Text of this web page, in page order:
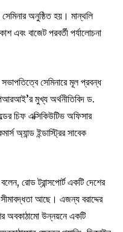
অনুষ্ঠিত হয়। মান্থলি
বাজেট পরবর্তী পর্যালোচনা
সেমিনারে মূল প্রবন্ধ
মুখ্য অর্থনীতিবিদ ড.
চিফ এক্সিকিউটিভ অফিসার
অ্যান্ড ইন্ডাস্ট্রির সাবেক
রোড ট্রান্সপোর্ট একটি দেশের
আছে। এজন্য বরাদ্দের
অবকাঠামো উন্নয়নে একটি